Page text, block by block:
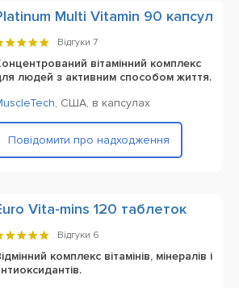
Multi Vitamin 90 капсул
Відгуки 7
вітамінний комплекс
людей з активним способом життя.
, США, в капсулах
Повідомити про надходження
Vita-mins 120 таблеток
Відгуки 6
комплекс вітамінів, мінералів і